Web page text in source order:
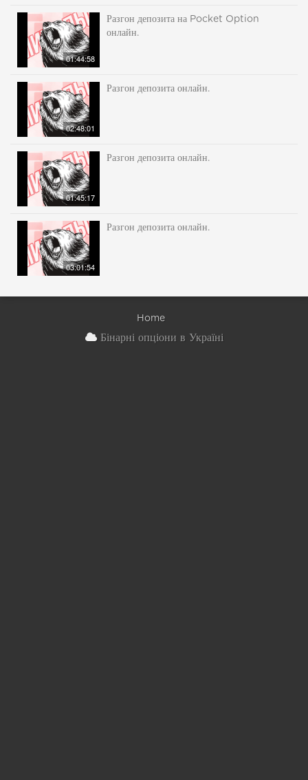
01:44:58
Разгон депозита на Pocket Option
онлайн.
02:48:01
Разгон депозита онлайн.
01:45:17
Разгон депозита онлайн.
03:01:54
Разгон депозита онлайн.
Home
Бінарні опціони в Україні